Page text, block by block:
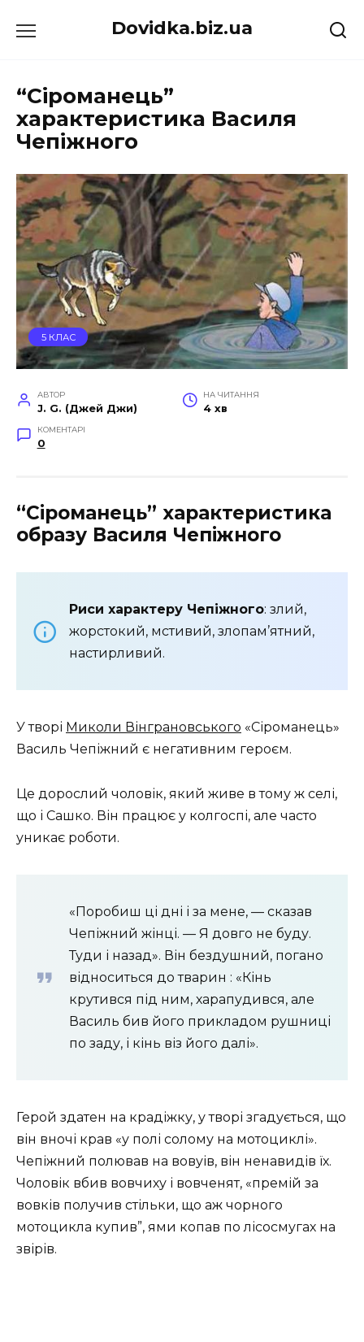
до
Dovidka.biz.ua
“Сіроманець”
характеристика Василя
Чепіжного
5 КЛАС
АВТОР
J. G. (Джей Джи)
НА ЧИТАННЯ
4 хв
КОМЕНТАРІ
0
“Сіроманець” характеристика
образу Василя Чепіжного
Риси характеру Чепіжного: злий,
жорстокий, мстивий, злопам’ятний,
настирливий.
У творі Миколи Вінграновського «Сіроманець»
Василь Чепіжний є негативним героєм.
Це дорослий чоловік, який живе в тому ж селі,
що і Сашко. Він працює у колгоспі, але часто
уникає роботи.
«Поробиш ці дні і за мене, — сказав
Чепіжний жінці. — Я довго не буду.
Туди і назад». Він бездушний, погано
відноситься до тварин : «Кінь
крутився під ним, харапудився, але
Василь бив його прикладом рушниці
по заду, і кінь віз його далі».
Герой здатен на крадіжку, у творі згадується, що
він вночі крав «у полі солому на мотоциклі».
Чепіжний полював на вовуів, він ненавидів їх.
Чоловік вбив вовчиху і вовченят, «премій за
вовків получив стільки, що аж чорного
мотоцикла купив”, ями копав по лісосмугах на
звірів.